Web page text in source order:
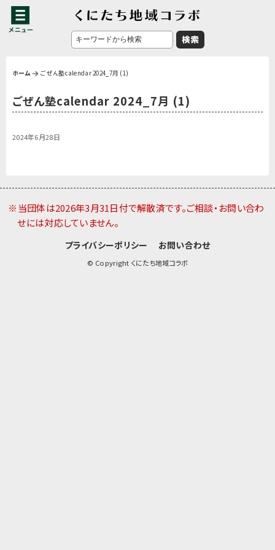
ホーム ごぜん塾calendar 2024_7月 (1)
ごぜん塾calendar 2024_7月 (1)
2024年6月28日
※当団体は2026年3月31日付で解散済です。ご相談・お問い合わ
せには対応していません。
プライバシーポリシー お問い合わせ
© Copyright くにたち地域コラボ